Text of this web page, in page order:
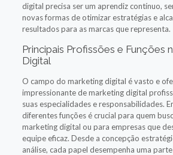
digital precisa ser um aprendiz contínuo,
novas formas de otimizar estratégias e
resultados para as marcas que representa.
Principais Profissões e Funções
Digital
O campo do marketing digital é vasto e
impressionante de marketing digital
suas especialidades e responsabilidades.
diferentes funções é crucial para quem
marketing digital ou para empresas que
equipe eficaz. Desde a concepção
análise, cada papel desempenha uma